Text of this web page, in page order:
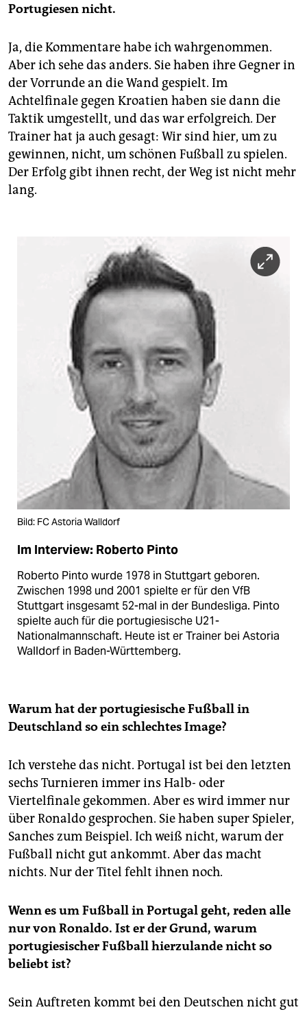
Portugiesen nicht.
Ja, die Kommentare habe ich wahrgenommen.
Aber ich sehe das anders. Sie haben ihre Gegner in
der Vorrunde an die Wand gespielt. Im
Achtelfinale gegen Kroatien haben sie dann die
Taktik umgestellt, und das war erfolgreich. Der
Trainer hat ja auch gesagt: Wir sind hier, um zu
gewinnen, nicht, um schönen Fußball zu spielen.
Der Erfolg gibt ihnen recht, der Weg ist nicht mehr
lang.
Bild: FC Astoria Walldorf
Im Interview: Roberto Pinto
Roberto Pinto wurde 1978 in Stuttgart geboren.
Zwischen 1998 und 2001 spielte er für den VfB
Stuttgart insgesamt 52-mal in der Bundesliga. Pinto
spielte auch für die portugiesische U21-
Nationalmannschaft. Heute ist er Trainer bei Astoria
Walldorf in Baden-Württemberg.
Warum hat der portugiesische Fußball in
Deutschland so ein schlechtes Image?
Ich verstehe das nicht. Portugal ist bei den letzten
sechs Turnieren immer ins Halb- oder
Viertelfinale gekommen. Aber es wird immer nur
über Ronaldo gesprochen. Sie haben super Spieler,
Sanches zum Beispiel. Ich weiß nicht, warum der
Fußball nicht gut ankommt. Aber das macht
nichts. Nur der Titel fehlt ihnen noch.
Wenn es um Fußball in Portugal geht, reden alle
nur von Ronaldo. Ist er der Grund, warum
portugiesischer Fußball hierzulande nicht so
beliebt ist?
Sein Auftreten kommt bei den Deutschen nicht gut